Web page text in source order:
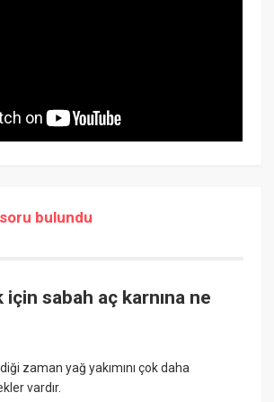
bulundu
için sabah aç karnına ne
zaman yağ yakımını çok daha
vardır.